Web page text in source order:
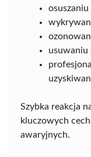
osuszaniu
usuwaniu
Szybka reakcja
kluczowych
awaryjnych.